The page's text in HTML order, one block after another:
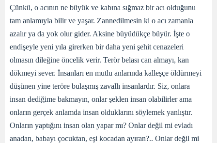
Çünkü, o acının ne büyük ve kabına sığmaz bir acı olduğunu
tam anlamıyla bilir ve yaşar. Zannedilmesin ki o acı zamanla
azalır ya da yok olur gider. Aksine büyüdükçe büyür. İşte o
endişeyle yeni yıla girerken bir daha yeni şehit cenazeleri
olmasın dileğine öncelik verir. Terör belası can almayı, kan
dökmeyi sever. İnsanları en mutlu anlarında kalleşçe öldürmeyi
düşünen yine teröre bulaşmış zavallı insanlardır. Siz, onlara
insan dediğime bakmayın, onlar şeklen insan olabilirler ama
onların gerçek anlamda insan olduklarını söylemek yanlıştır.
Onların yaptığını insan olan yapar mı? Onlar değil mi evladı
anadan, babayı çocuktan, eşi kocadan ayıran?.. Onlar değil mi